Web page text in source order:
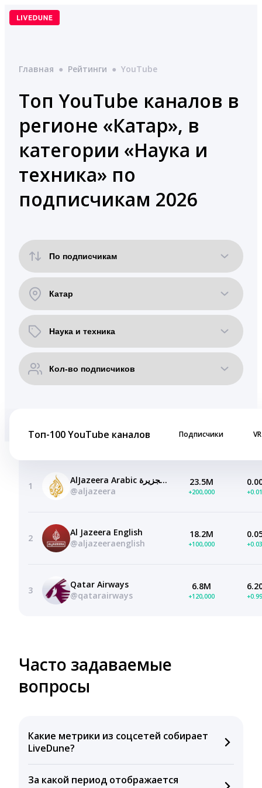
Перейти
Главная ● Рейтинги ● YouTube
Топ YouTube каналов в
регионе «Катар», в
категории «Наука и
техника» по
подписчикам 2026
Топ-100 YouTube каналов Подписчики VR
1
AlJazeera Arabic قناة الجزيرة
@aljazeera
23.5M
+200,000
2
Al Jazeera English
@aljazeeraenglish
18.2M
+100,000
3
Qatar Airways
@qatarairways
6.8M
+120,000
Часто задаваемые
вопросы
Какие метрики из соцсетей собирает
LiveDune?
комментариев, кликов, репостов, охватов и
За какой период отображается